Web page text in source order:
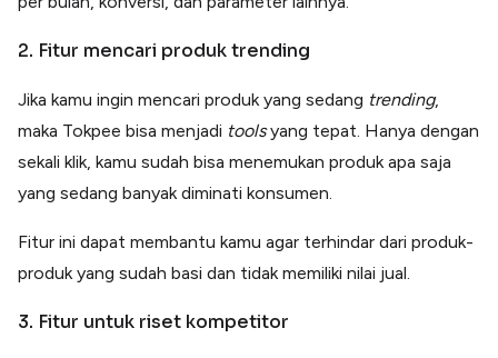
2. Fitur mencari produk trending
Jika kamu ingin mencari produk yang sedang trending,
maka Tokpee bisa menjadi toolsyang tepat. Hanya dengan
sekali klik, kamu sudah bisa menemukan produk apa saja
yang sedang banyak diminati konsumen.
Fitur ini dapat membantu kamu agar terhindar dari produk-
produk yang sudah basi dan tidak memiliki nilai jual.
3. Fitur untuk riset kompetitor